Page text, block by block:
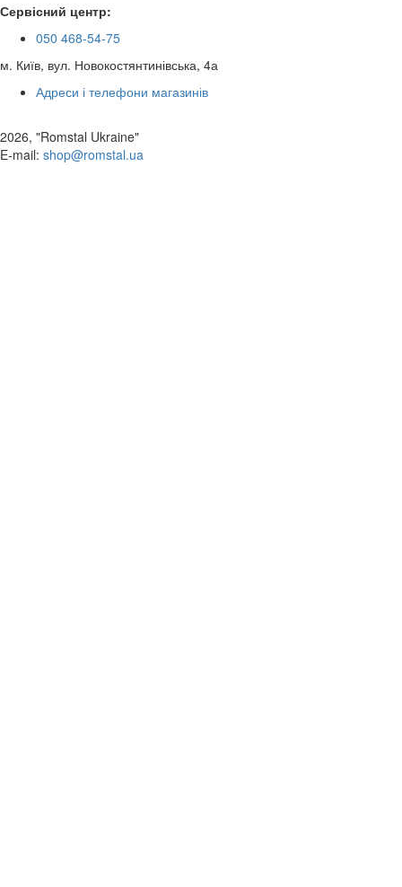
Сервісний центр:
050 468-54-75
м. Київ, вул. Новокостянтинівська, 4а
Адреси і телефони магазинів
2026, "Romstal Ukraine"
​E-mail: shop@romstal.ua